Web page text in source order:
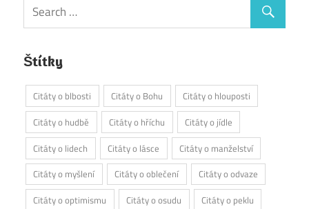
Štítky
Citáty o blbosti Citáty o Bohu
Citáty o hlouposti
Citáty o hudbě
Citáty o hříchu
Citáty o jídle
Citáty o lidech
Citáty o lásce
Citáty o manželství
Citáty o myšlení
Citáty o oblečení
Citáty o odvaze
Citáty o optimismu
Citáty o osudu Citáty o peklu